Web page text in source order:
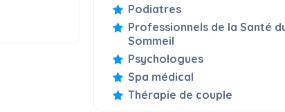
Podiatres
Professionnels de la Santé
Sommeil
Psychologues
Spa médical
Thérapie de couple